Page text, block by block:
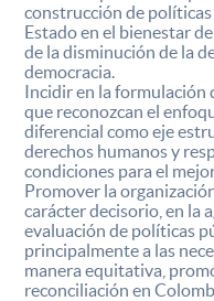
construcción de
Estado en el bienestar
de la disminución de la
democracia.
Incidir en la formulación
que reconozcan el
diferencial como eje
derechos humanos y
condiciones para el
Promover la
carácter decisorio, en la
evaluación de políticas
principalmente a las
manera equitativa,
reconciliación en